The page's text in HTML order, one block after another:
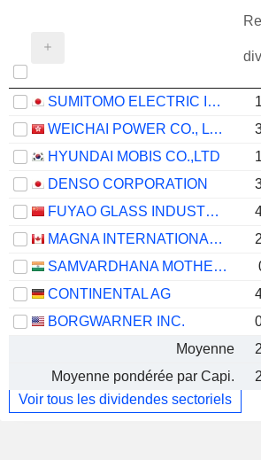
SUMITOMO ELECTRIC INDUSTRIES, LTD.
WEICHAI POWER CO., LTD.
HYUNDAI MOBIS CO.,LTD
DENSO CORPORATION
FUYAO GLASS INDUSTRY GROUP CO., LTD.
MAGNA INTERNATIONAL INC.
SAMVARDHANA MOTHERSON INTERNATIONAL LIMITED
CONTINENTAL AG
BORGWARNER INC.
Moyenne
Moyenne pondérée par Capi.
Voir tous les dividendes sectoriels